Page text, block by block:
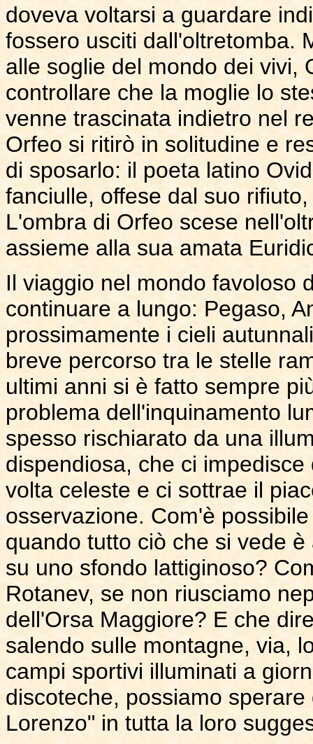
doveva voltarsi a guardare
fossero usciti dall'oltretomba.
alle soglie del mondo dei vivi,
controllare che la moglie lo
venne trascinata indietro nel
Orfeo si ritirò in solitudine e
di sposarlo: il poeta latino
fanciulle, offese dal suo
L'ombra di Orfeo scese
assieme alla sua amata
Il viaggio nel mondo favoloso
continuare a lungo: Pegaso,
prossimamente i cieli
breve percorso tra le stelle
ultimi anni si è fatto sempre
problema dell'inquinamento
spesso rischiarato da una
dispendiosa, che ci
volta celeste e ci sottrae il
osservazione. Com'è
quando tutto ciò che si vede
su uno sfondo lattiginoso?
Rotanev, se non riusciamo
dell'Orsa Maggiore? E che
salendo sulle montagne, via,
campi sportivi illuminati a
discoteche, possiamo
Lorenzo" in tutta la loro